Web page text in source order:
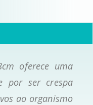
oferece uma
por ser crespa
ao organismo